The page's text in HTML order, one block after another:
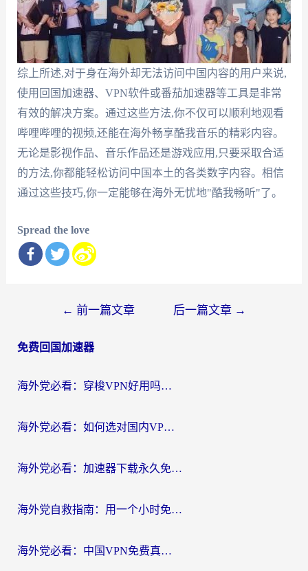
综上所述,对于身在海外却无法访问中国内容的用户来说,
使用回国加速器、VPN软件或番茄加速器等工具是非常
有效的解决方案。通过这些方法,你不仅可以顺利地观看
哔哩哔哩的视频,还能在海外畅享酷我音乐的精彩内容。
无论是影视作品、音乐作品还是游戏应用,只要采取合适
的方法,你都能轻松访问中国本土的各类数字内容。相信
通过这些技巧,你一定能够在海外无忧地"酷我畅听"了。
Spread the love
导
← 前一篇文章 后一篇文章 →
免费回国加速器
海外党必看：穿梭VPN好用吗？和云帆VPN对比哪个回国效果更好？附真实测评+避坑指南
海外党必看：如何选对国内VPN，实现无缝访问国内资源？
海外党必看：加速器下载永久免费版真的存在吗？教你无缝访问国内资源的正确姿势
海外党自救指南：用一个小时免费加速器，轻松打破国内资源访问壁垒？
海外党必看：中国VPN免费真的靠谱吗？手把手教你选对回国加速器